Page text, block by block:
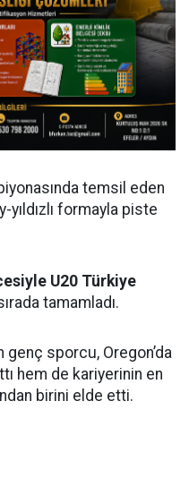
temsil eden
yıldızlı formayla piste
U20 Türkiye
tamamladı.
genç sporcu, Oregon’da
hem de kariyerinin en
birini elde etti.